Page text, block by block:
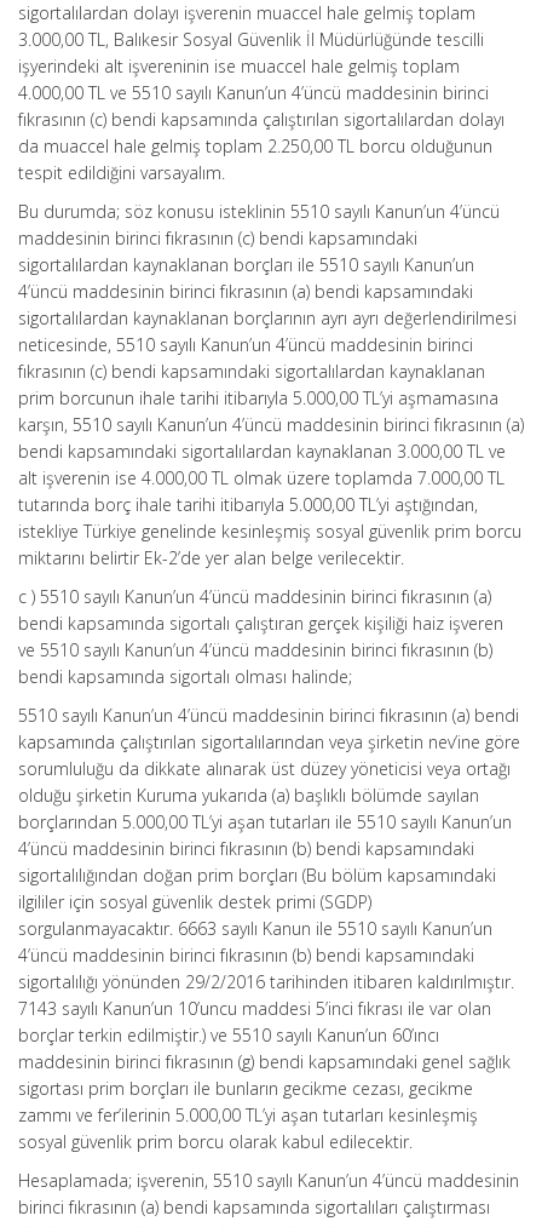
sigortalılardan dolayı işverenin muaccel hale gelmiş toplam
3.000,00 TL, Balıkesir Sosyal Güvenlik İl Müdürlüğünde tescilli
işyerindeki alt işvereninin ise muaccel hale gelmiş toplam
4.000,00 TL ve 5510 sayılı Kanun’un 4’üncü maddesinin birinci
fıkrasının (c) bendi kapsamında çalıştırılan sigortalılardan dolayı
da muaccel hale gelmiş toplam 2.250,00 TL borcu olduğunun
tespit edildiğini varsayalım.
Bu durumda; söz konusu isteklinin 5510 sayılı Kanun’un 4’üncü
maddesinin birinci fıkrasının (c) bendi kapsamındaki
sigortalılardan kaynaklanan borçları ile 5510 sayılı Kanun’un
4’üncü maddesinin birinci fıkrasının (a) bendi kapsamındaki
sigortalılardan kaynaklanan borçlarının ayrı ayrı değerlendirilmesi
neticesinde, 5510 sayılı Kanun’un 4’üncü maddesinin birinci
fıkrasının (c) bendi kapsamındaki sigortalılardan kaynaklanan
prim borcunun ihale tarihi itibarıyla 5.000,00 TL’yi aşmamasına
karşın, 5510 sayılı Kanun’un 4’üncü maddesinin birinci fıkrasının (a)
bendi kapsamındaki sigortalılardan kaynaklanan 3.000,00 TL ve
alt işverenin ise 4.000,00 TL olmak üzere toplamda 7.000,00 TL
tutarında borç ihale tarihi itibarıyla 5.000,00 TL’yi aştığından,
istekliye Türkiye genelinde kesinleşmiş sosyal güvenlik prim borcu
miktarını belirtir Ek-2’de yer alan belge verilecektir.
c ) 5510 sayılı Kanun’un 4’üncü maddesinin birinci fıkrasının (a)
bendi kapsamında sigortalı çalıştıran gerçek kişiliği haiz işveren
ve 5510 sayılı Kanun’un 4’üncü maddesinin birinci fıkrasının (b)
bendi kapsamında sigortalı olması halinde;
5510 sayılı Kanun’un 4’üncü maddesinin birinci fıkrasının (a) bendi
kapsamında çalıştırılan sigortalılarından veya şirketin nev’ine göre
sorumluluğu da dikkate alınarak üst düzey yöneticisi veya ortağı
olduğu şirketin Kuruma yukarıda (a) başlıklı bölümde sayılan
borçlarından 5.000,00 TL’yi aşan tutarları ile 5510 sayılı Kanun’un
4’üncü maddesinin birinci fıkrasının (b) bendi kapsamındaki
sigortalılığından doğan prim borçları (Bu bölüm kapsamındaki
ilgililer için sosyal güvenlik destek primi (SGDP)
sorgulanmayacaktır. 6663 sayılı Kanun ile 5510 sayılı Kanun’un
4’üncü maddesinin birinci fıkrasının (b) bendi kapsamındaki
sigortalılığı yönünden 29/2/2016 tarihinden itibaren kaldırılmıştır.
7143 sayılı Kanun’un 10’uncu maddesi 5’inci fıkrası ile var olan
borçlar terkin edilmiştir.) ve 5510 sayılı Kanun’un 60’ıncı
maddesinin birinci fıkrasının (g) bendi kapsamındaki genel sağlık
sigortası prim borçları ile bunların gecikme cezası, gecikme
zammı ve fer’ilerinin 5.000,00 TL’yi aşan tutarları kesinleşmiş
sosyal güvenlik prim borcu olarak kabul edilecektir.
Hesaplamada; işverenin, 5510 sayılı Kanun’un 4’üncü maddesinin
birinci fıkrasının (a) bendi kapsamında sigortalıları çalıştırması